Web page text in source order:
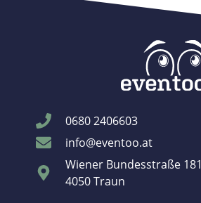
0680 2406603
info@eventoo.at
Wiener Bundesstraße 181
4050 Traun